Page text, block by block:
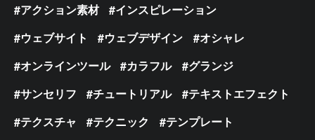
アクション素材
インスピレーション
ウェブサイト
ウェブデザイン
オシャレ
オンラインツール
カラフル
グランジ
サンセリフ
チュートリアル
テキストエフェクト
テクスチャ
テクニック
テンプレート